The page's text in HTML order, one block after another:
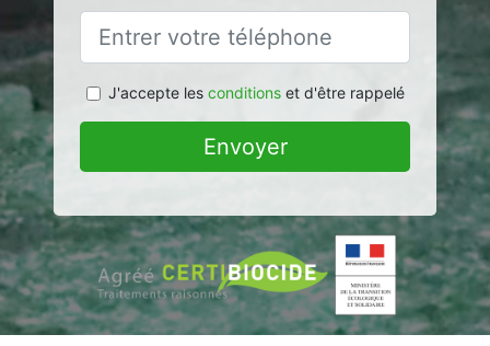
J'accepte les conditionset d'être rappelé
Envoyer